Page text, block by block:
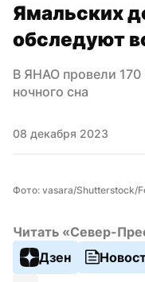
Ямальских
обследуют
В ЯНАО провели
ночного сна
08 декабря 2023
Фото: vasara/Shutterstock/
Читать «Север-
Дзен